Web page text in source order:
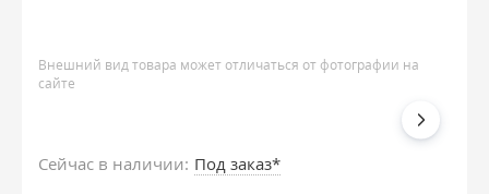
Внешний вид товара может отличаться от фотографии на
сайте
Сейчас в наличии: Под заказ*